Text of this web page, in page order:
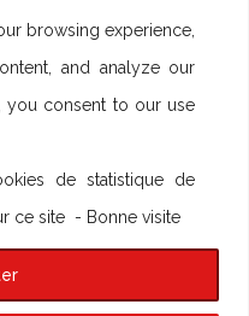
browsing experience,
and analyze our
you consent to our use
de statistique de
ce site - Bonne visite
KOVAL -
n'est autorisé -
être engagées
WordPress